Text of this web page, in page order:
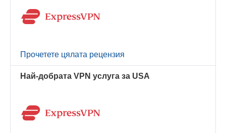
Прочетете цялата рецензия
Най-добрата VPN услуга за USA